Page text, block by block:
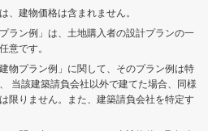
、建物価格は含まれません。
ラン例」は、土地購入者の設計プランの一
意です。
物プラン例」に関して、そのプラン例は特
当該建築請負会社以外で建てた場合、同様
限りません。また、建築請負会社を特定す